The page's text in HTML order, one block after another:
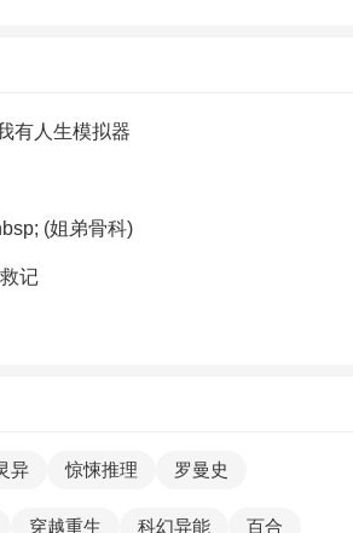
有人生模拟器
(姐弟骨科)
记
异 惊悚推理 罗曼史
穿越重生 科幻异能 百合